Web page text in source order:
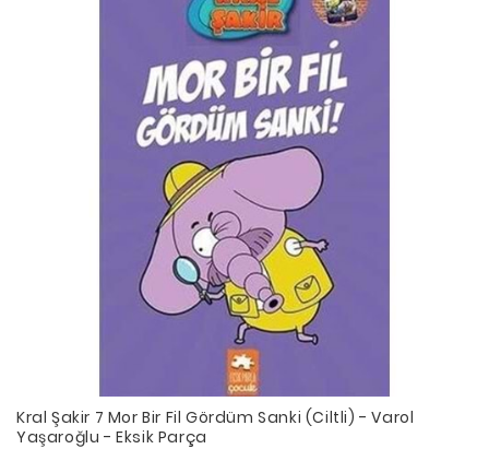
Kral Şakir 7 Mor Bir Fil Gördüm Sanki (Ciltli) - Varol
Yaşaroğlu - Eksik Parça